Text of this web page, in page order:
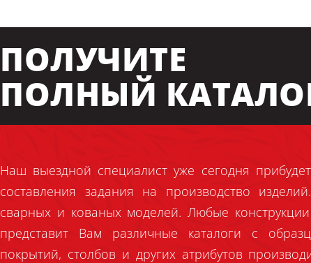
ПОЛУЧИТЕ
ПОЛНЫЙ
Наш выездной специалист уже сегодня
составления задания на производство
сварных и кованых моделей. Любые
представит Вам различные каталоги с
покрытий, столбов и других атрибутов